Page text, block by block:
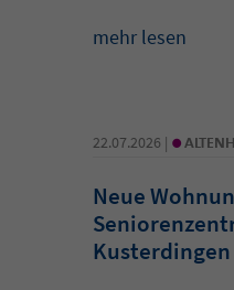
mehr lesen
22.07.2026 | •
Neue